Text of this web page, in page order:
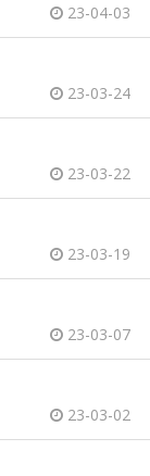
23-04-03
23-03-24
23-03-22
23-03-19
23-03-07
23-03-02